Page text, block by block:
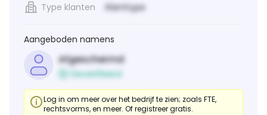
Type klanten
Klanttype
Aangeboden namens
Afgeschermd
Geverifieerd
Log in om meer over het bedrijf te zien; zoals FTE,
rechtsvorms, en meer. Of registreer gratis.